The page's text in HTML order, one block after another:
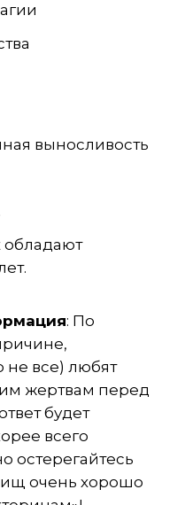
выносливость
обладают
: По
все) любят
жертвам перед
будет
всего
остерегайтесь
очень хорошо